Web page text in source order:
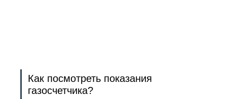
Как посмотреть показания
газосчетчика?